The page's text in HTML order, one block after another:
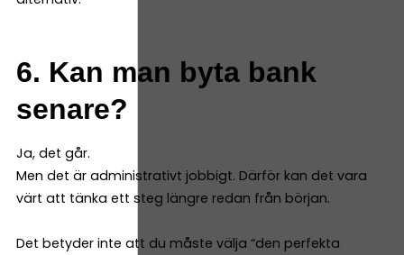
6. Kan man byta bank
senare?
Ja, det går.
Men det är administrativt jobbigt. Därför kan det vara
värt att tänka ett steg längre redan från början.
Det betyder inte att du måste välja “den perfekta